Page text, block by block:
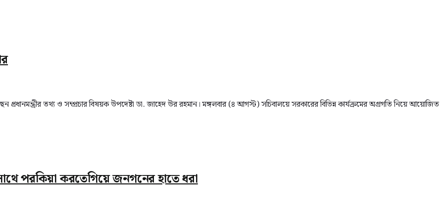
তথ্য ও সম্প্রচার বিষয়ক উপদেষ্টা ডা. জাহেদ উর রহমান। মঙ্গলবার (৪ আগস্ট) সচিবালয়ে সরকারের বিভিন্ন কার্যক্রমের অগ্রগতি নিয়ে আয়োজিত
পরকিয়া করতেগিয়ে জনগনের হাতে ধরা